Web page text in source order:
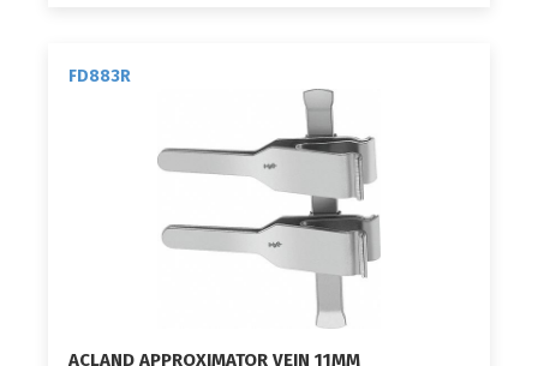
FD883R
ACLAND APPROXIMATOR VEIN 11MM